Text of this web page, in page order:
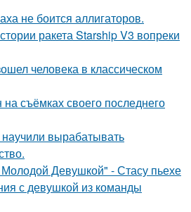
не боится аллигаторов.
ракета Starship V3 вопреки
человека в классическом
съёмках своего последнего
вырабатывать
Девушкой" - Стасу пьехе
с девушкой из команды